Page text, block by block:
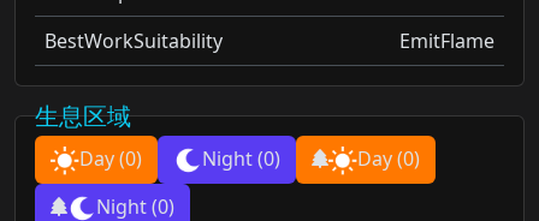
BestWorkSuitability
EmitFlame
生息区域
Day(0) Night(0) Day(0)
Night(0)